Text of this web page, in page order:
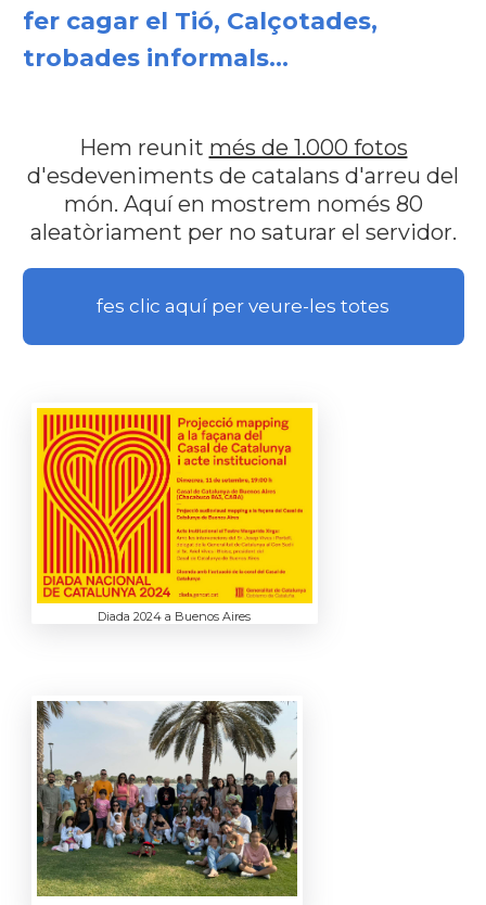
fer cagar el Tió, Calçotades,
trobades informals...
Hem reunit més de 1.000 fotos
d'esdeveniments de catalans d'arreu del
món. Aquí en mostrem només 80
aleatòriament per no saturar el servidor.
fes clic aquí per veure-les totes
Diada 2024 a Buenos Aires